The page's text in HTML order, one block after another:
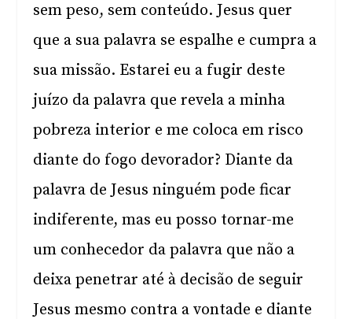
sem peso, sem conteúdo. Jesus quer
que a sua palavra se espalhe e cumpra a
sua missão. Estarei eu a fugir deste
juízo da palavra que revela a minha
pobreza interior e me coloca em risco
diante do fogo devorador? Diante da
palavra de Jesus ninguém pode ficar
indiferente, mas eu posso tornar-me
um conhecedor da palavra que não a
deixa penetrar até à decisão de seguir
Jesus mesmo contra a vontade e diante